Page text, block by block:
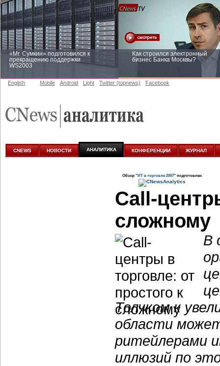
«Mr. Сумкин» подготовился к
прекращению поддержки
WS2003
Как строился электронный
бизнес Банка Москвы?
аналитике
English Mobile Android Light Twitter (topnews) Facebook
CNEWS НОВОСТИ АНАЛИТИКА КОНФЕРЕНЦИИ ЖУРНАЛ
Обзор "ИТ в торговле 2007" подготовлен
Call-
сложному
В
Толчком к
области
ритейлерами
иллюзий по